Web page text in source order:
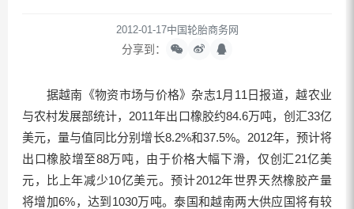
2012-01-17中国轮胎商务网
分享到：
据越南《物资市场与价格》杂志1月11日报道，越农业
与农村发展部统计，2011年出口橡胶约84.6万吨，创汇33亿
美元，量与值同比分别增长8.2%和37.5%。2012年，预计将
出口橡胶增至88万吨，由于价格大幅下滑，仅创汇21亿美
元，比上年减少10亿美元。预计2012年世界天然橡胶产量
将增加6%，达到1030万吨。泰国和越南两大供应国将有较